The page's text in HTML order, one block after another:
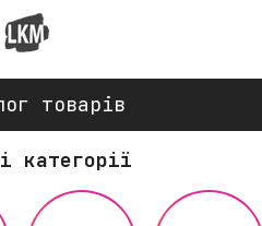
товарів
категорії